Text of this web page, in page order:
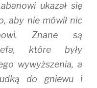
ukazał się
aby nie mówił nic
Znane są
które były
wywyższenia, a
do gniewu i